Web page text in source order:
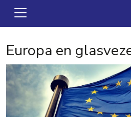
Europa en